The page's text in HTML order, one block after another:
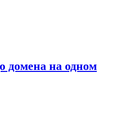
домена на одном